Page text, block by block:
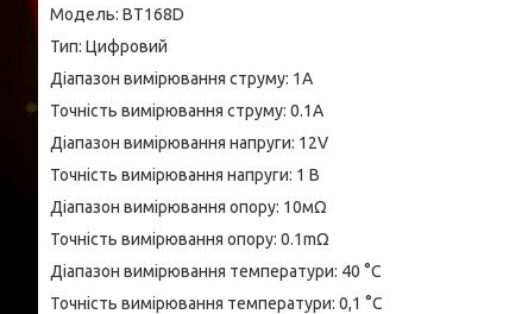
Модель: BT168D
Тип: Цифровий
Діапазон вимірювання струму: 1A
Точність вимірювання струму: 0.1A
Діапазон вимірювання напруги: 12V
Точність вимірювання напруги: 1 В
Діапазон вимірювання опору: 10мΩ
Точність вимірювання опору: 0.1mΩ
Діапазон вимірювання температури: 40 °C
Точність вимірювання температури: 0,1 °C